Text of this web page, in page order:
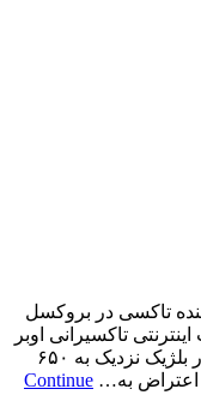
رانندگان در بلژیکنزدیک به ۶۵۰ راننده تاکسی در بروکسل
تاکسیرانی اوبر
دست به اعتصاب زدند. اعتصاب رانندگان در بلژیک نزدیک به ۶۵۰
اعتراض به… Continue